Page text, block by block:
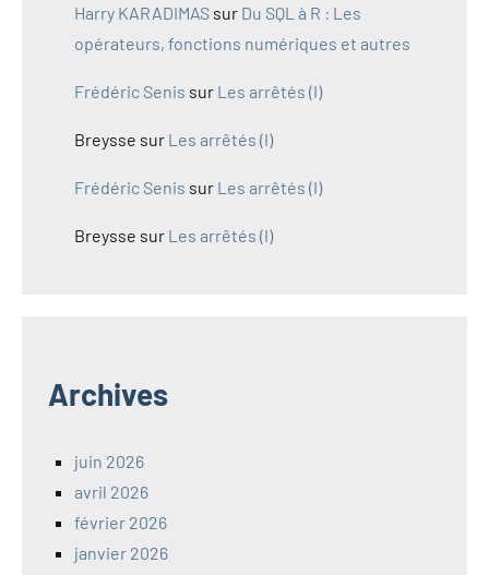
Harry KARADIMAS sur Du SQL à R : Les
opérateurs, fonctions numériques et autres
Frédéric Senis sur Les arrêtés (I)
Breysse sur Les arrêtés (I)
Frédéric Senis sur Les arrêtés (I)
Breysse sur Les arrêtés (I)
Archives
juin 2026
avril 2026
février 2026
janvier 2026